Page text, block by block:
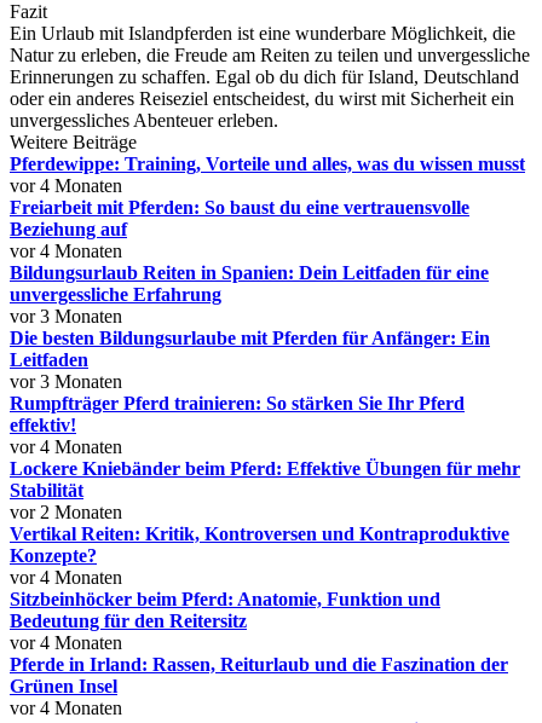
Fazit
Ein Urlaub mit Islandpferden ist eine wunderbare Möglichkeit, die
Natur zu erleben, die Freude am Reiten zu teilen und unvergessliche
Erinnerungen zu schaffen. Egal ob du dich für Island, Deutschland
oder ein anderes Reiseziel entscheidest, du wirst mit Sicherheit ein
unvergessliches Abenteuer erleben.
Weitere Beiträge
Pferdewippe: Training, Vorteile und alles, was du wissen musst
vor 4 Monaten
Freiarbeit mit Pferden: So baust du eine vertrauensvolle
Beziehung auf
vor 4 Monaten
Bildungsurlaub Reiten in Spanien: Dein Leitfaden für eine
unvergessliche Erfahrung
vor 3 Monaten
Die besten Bildungsurlaube mit Pferden für Anfänger: Ein
Leitfaden
vor 3 Monaten
Rumpfträger Pferd trainieren: So stärken Sie Ihr Pferd
effektiv!
vor 4 Monaten
Lockere Kniebänder beim Pferd: Effektive Übungen für mehr
Stabilität
vor 2 Monaten
Vertikal Reiten: Kritik, Kontroversen und Kontraproduktive
Konzepte?
vor 4 Monaten
Sitzbeinhöcker beim Pferd: Anatomie, Funktion und
Bedeutung für den Reitersitz
vor 4 Monaten
Pferde in Irland: Rassen, Reiturlaub und die Faszination der
Grünen Insel
vor 4 Monaten